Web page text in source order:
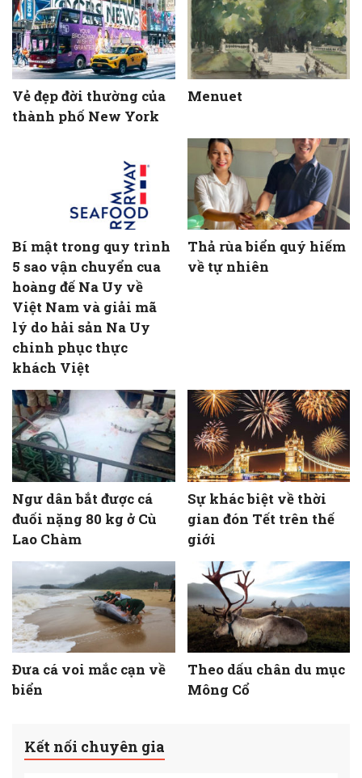
Vẻ đẹp đời thường của
thành phố New York
Menuet
Bí mật trong quy trình
5 sao vận chuyển cua
hoàng đế Na Uy về
Việt Nam và giải mã
lý do hải sản Na Uy
chinh phục thực
khách Việt
Thả rùa biển quý hiếm
về tự nhiên
Ngư dân bắt được cá
đuối nặng 80 kg ở Cù
Lao Chàm
Sự khác biệt về thời
gian đón Tết trên thế
giới
Đưa cá voi mắc cạn về
biển
Theo dấu chân du mục
Mông Cổ
Kết nối chuyên gia